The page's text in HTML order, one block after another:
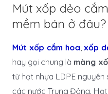
Mút xốp dẻo
mềm bán ở đâu?
Mút xốp cắm hoa xốp
hay gọi chung là màng
từ hạt nhựa LDPE
các nước Trung Đông.